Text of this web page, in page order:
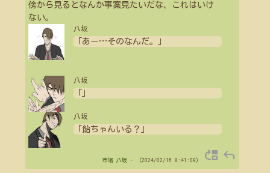
傍から見るとなんか事案見たいだな、これはいけ
ない。
八坂
「あー…そのなんだ。」
八坂
八坂
「飴ちゃんいる？」
市場 八坂 - （2024/02/16 8:41:09） move_up reply